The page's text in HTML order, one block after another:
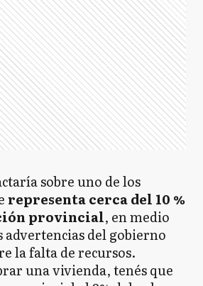
sobre uno de los
representa cerca del 10 %
provincial, en medio
advertencias del gobierno
la falta de recursos.
una vivienda, tenés que